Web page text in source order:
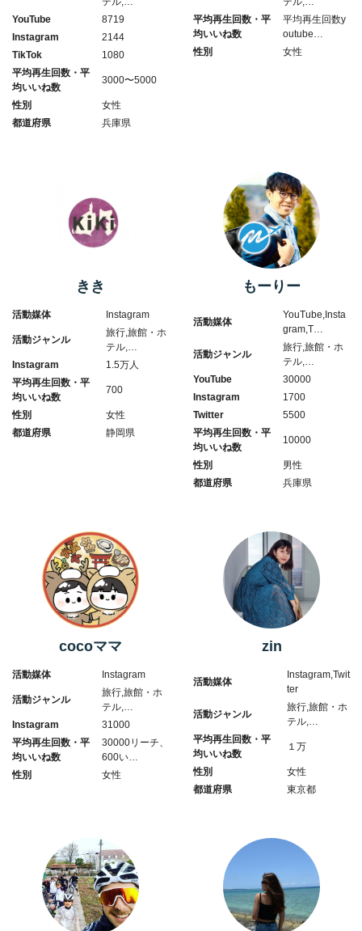
YouTube
8719
Instagram
2144
TikTok
1080
平均再生回数・平
均いいね数
3000〜5000
性別
女性
都道府県
兵庫県
平均再生回数・平
均いいね数
平均再生回数y
outube…
性別
女性
きき
活動媒体 Instagram
活動ジャンル
旅行,旅館・ホ
テル,…
Instagram
1.5万人
平均再生回数・平
均いいね数
700
性別
女性
都道府県
静岡県
もーりー
活動媒体
YouTube,Insta
gram,T…
活動ジャンル
旅行,旅館・ホ
テル,…
YouTube
30000
Instagram
1700
Twitter
5500
平均再生回数・平
均いいね数
10000
性別
男性
都道府県
兵庫県
cocoママ
活動媒体 Instagram
活動ジャンル
旅行,旅館・ホ
テル,…
Instagram
31000
平均再生回数・平
均いいね数
30000リーチ、
600い…
性別
女性
zin
活動媒体
Instagram,Twit
ter
活動ジャンル
旅行,旅館・ホ
テル,…
平均再生回数・平
均いいね数
１万
性別
女性
都道府県
東京都